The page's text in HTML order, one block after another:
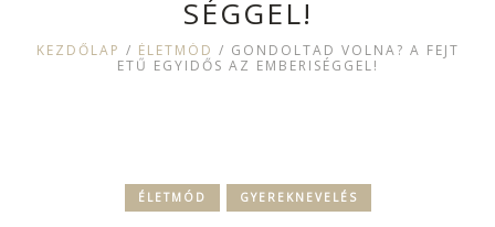
SÉGGEL!
KEZDŐLAP / ÉLETMÓD / GONDOLTAD VOLNA? A FEJT
ETŰ EGYIDŐS AZ EMBERISÉGGEL!
ÉLETMÓD GYEREKNEVELÉS